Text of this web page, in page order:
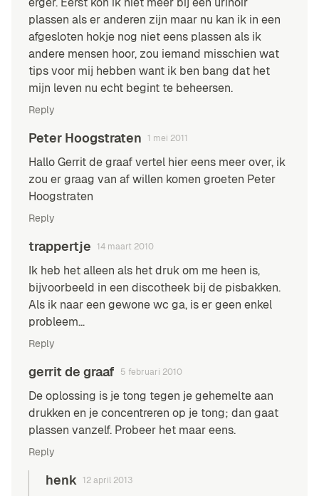
plassen als er anderen zijn maar nu kan ik in een
afgesloten hokje nog niet eens plassen als ik
andere mensen hoor, zou iemand misschien wat
tips voor mij hebben want ik ben bang dat het
mijn leven nu echt begint te beheersen.
Reply
Peter Hoogstraten 1 mei 2011
Hallo Gerrit de graaf vertel hier eens meer over, ik
zou er graag van af willen komen groeten Peter
Hoogstraten
Reply
trappertje 14 maart 2010
Ik heb het alleen als het druk om me heen is,
bijvoorbeeld in een discotheek bij de pisbakken.
Als ik naar een gewone wc ga, is er geen enkel
probleem…
Reply
gerrit de graaf 5 februari 2010
De oplossing is je tong tegen je gehemelte aan
drukken en je concentreren op je tong; dan gaat
plassen vanzelf. Probeer het maar eens.
Reply
henk 12 april 2013